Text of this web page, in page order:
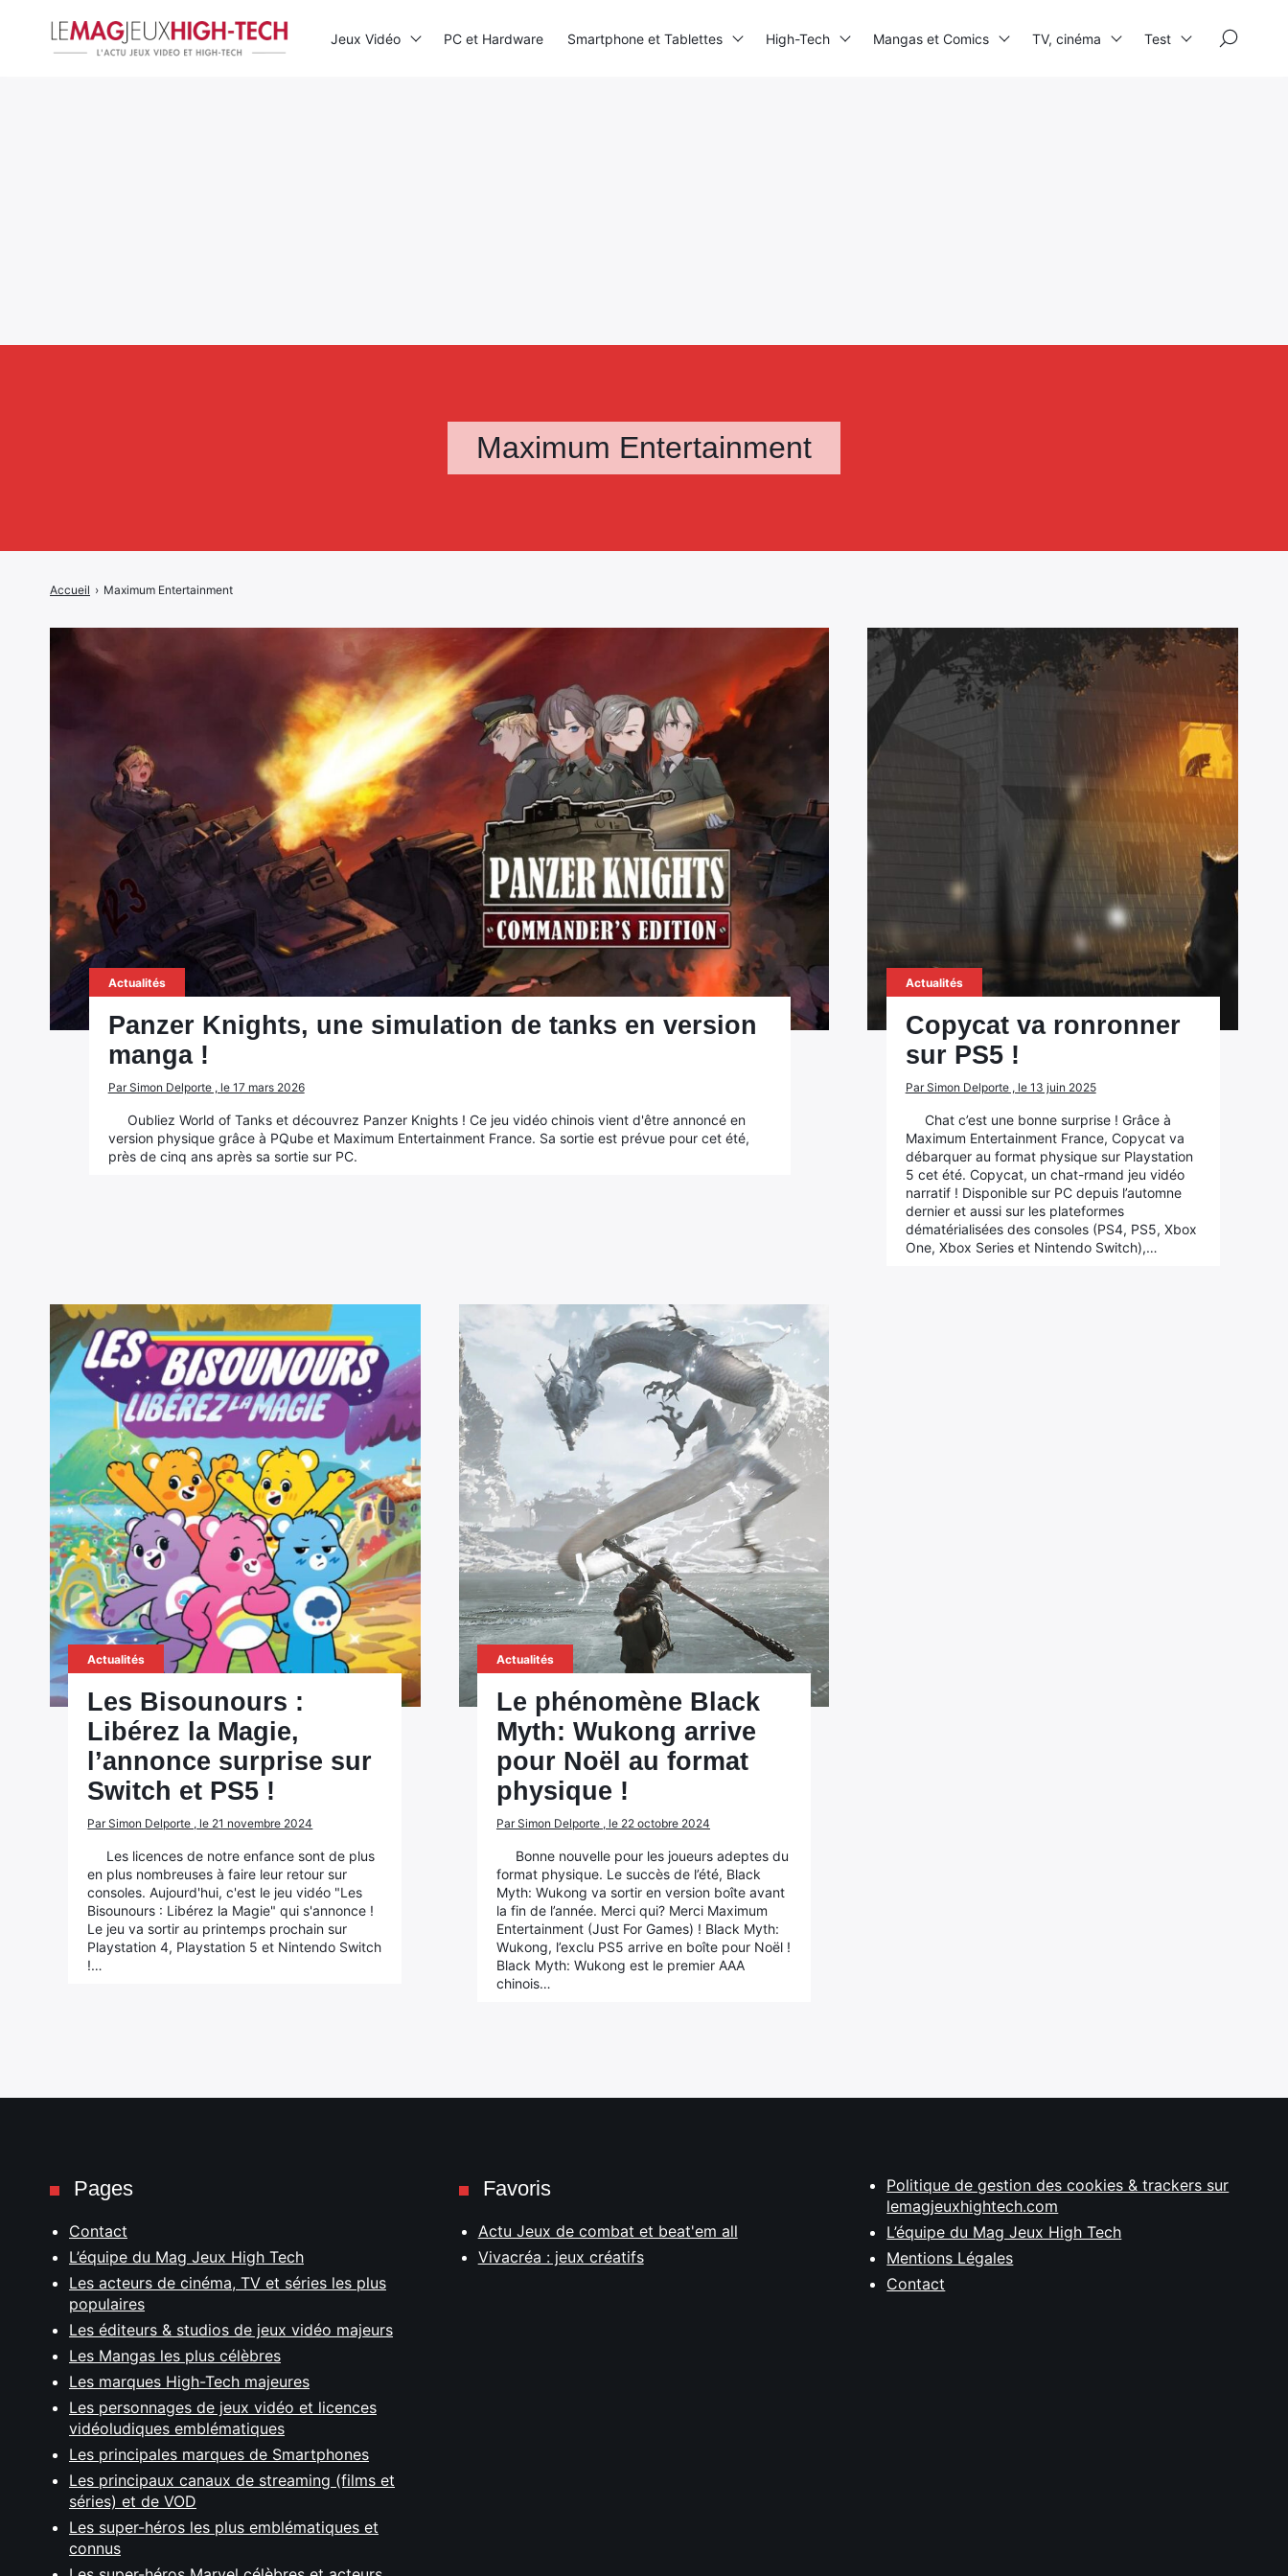
Maximum Entertainment
Accueil › Maximum Entertainment
Actualités
Panzer Knights, une simulation de tanks en version
manga !
Par Simon Delporte , le 17 mars 2026
Oubliez World of Tanks et découvrez Panzer Knights ! Ce jeu vidéo chinois vient d'être annoncé en
version physique grâce à PQube et Maximum Entertainment France. Sa sortie est prévue pour cet été,
près de cinq ans après sa sortie sur PC.
Actualités
Copycat va ronronner
sur PS5 !
Par Simon Delporte , le 13 juin 2025
Chat c’est une bonne surprise ! Grâce à
Maximum Entertainment France, Copycat va
débarquer au format physique sur Playstation
5 cet été. Copycat, un chat-rmand jeu vidéo
narratif ! Disponible sur PC depuis l’automne
dernier et aussi sur les plateformes
dématérialisées des consoles (PS4, PS5, Xbox
One, Xbox Series et Nintendo Switch),…
Actualités
Les Bisounours :
Libérez la Magie,
l’annonce surprise sur
Switch et PS5 !
Par Simon Delporte , le 21 novembre 2024
Les licences de notre enfance sont de plus
en plus nombreuses à faire leur retour sur
consoles. Aujourd'hui, c'est le jeu vidéo "Les
Bisounours : Libérez la Magie" qui s'annonce !
Le jeu va sortir au printemps prochain sur
Playstation 4, Playstation 5 et Nintendo Switch
!…
Actualités
Le phénomène Black
Myth: Wukong arrive
pour Noël au format
physique !
Par Simon Delporte , le 22 octobre 2024
Bonne nouvelle pour les joueurs adeptes du
format physique. Le succès de l’été, Black
Myth: Wukong va sortir en version boîte avant
la fin de l’année. Merci qui? Merci Maximum
Entertainment (Just For Games) ! Black Myth:
Wukong, l’exclu PS5 arrive en boîte pour Noël !
Black Myth: Wukong est le premier AAA
chinois…
Jeux Vidéo PC et Hardware Smartphone et Tablettes High-Tech Mangas et Comics TV, cinéma Test
Pages
Contact
L’équipe du Mag Jeux High Tech
Les acteurs de cinéma, TV et séries les plus
populaires
Les éditeurs & studios de jeux vidéo majeurs
Les Mangas les plus célèbres
Les marques High-Tech majeures
Les personnages de jeux vidéo et licences
vidéoludiques emblématiques
Les principales marques de Smartphones
Les principaux canaux de streaming (films et
séries) et de VOD
Les super-héros les plus emblématiques et
connus
Favoris
Actu Jeux de combat et beat'em all
Vivacréa : jeux créatifs
Politique de gestion des cookies & trackers sur
lemagjeuxhightech.com
L’équipe du Mag Jeux High Tech
Mentions Légales
Contact